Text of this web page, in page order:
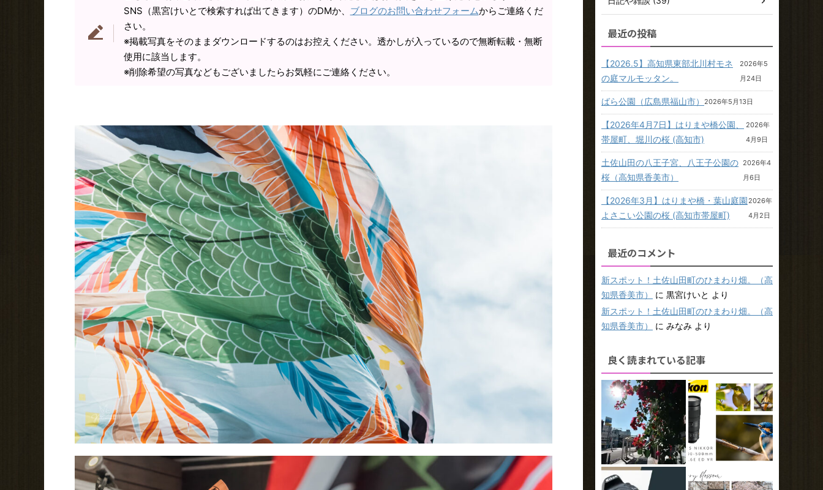
SNS（黒宮けいとで検索すれば出てきます）のDMか、 ブログのお問い合わせフォームからご連絡くだ
さい。
※掲載写真をそのままダウンロードするのはお控えください。透かしが入っているので無断転載・無断
使用に該当します。
※削除希望の写真などもございましたらお気軽にご連絡ください。
最近の投稿
【2026.5】高知県東部北川村モネ
の庭マルモッタン。
2026年5
月24日
ばら公園（広島県福山市） 2026年5月13日
【2026年4月7日】はりまや橋公園、
帯屋町、堀川の桜 (高知市)
2026年
4月9日
土佐山田の八王子宮、八王子公園の
桜（高知県香美市）
2026年4
月6日
【2026年3月】はりまや橋・葉山庭園
よさこい公園の桜 (高知市帯屋町)
2026年
4月2日
最近のコメント
新スポット！土佐山田町のひまわり畑。（高
知県香美市）
に 黒宮けいと より
新スポット！土佐山田町のひまわり畑。（高
知県香美市）
に みなみ より
良く読まれている記事